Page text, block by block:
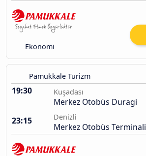
Ekonomi
Pamukkale Turizm
19:30 Kuşadası
Merkez Otobüs Duragi
23:15
Denizli
Merkez Otobüs Terminali